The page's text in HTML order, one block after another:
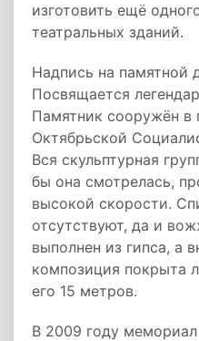
изготовить ещё
театральных зданий.
Надпись на памятной
Посвящается
Памятник сооружён в
Октябрьской
Вся скульптурная
бы она смотрелась,
высокой скорости.
отсутствуют, да и
выполнен из гипса, а
композиция покрыта
его 15 метров.
В 2009 году